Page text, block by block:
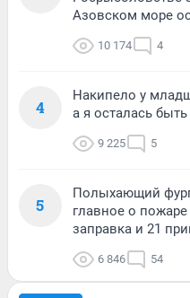
Азовском море
10 174 4
4
Накипело у
а я осталась
9 225 5
5
Полыхающий
главное о пожаре
заправка и 21
6 846 54